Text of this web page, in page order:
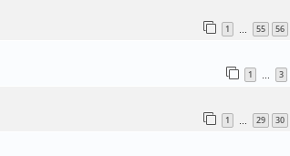
1 55 56
1 3
1 29 30